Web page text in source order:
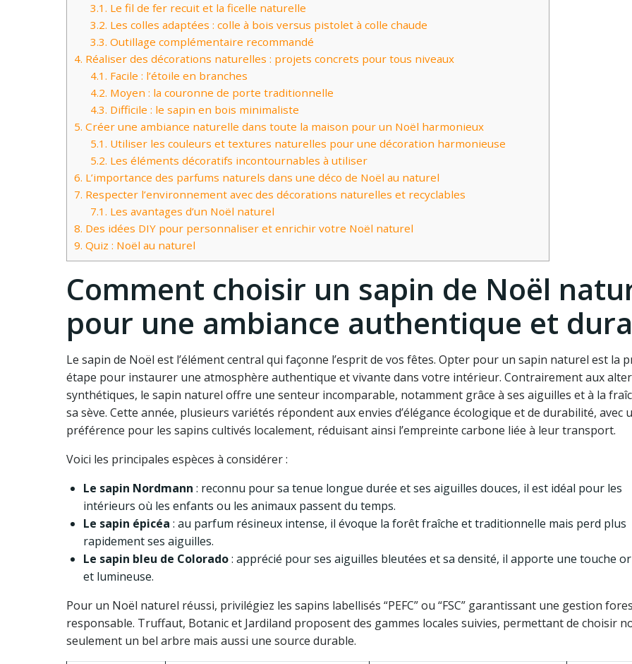
3.1. Le fil de fer recuit et la ficelle naturelle
3.2. Les colles adaptées : colle à bois versus pistolet à colle chaude
3.3. Outillage complémentaire recommandé
4. Réaliser des décorations naturelles : projets concrets pour tous niveaux
4.1. Facile : l’étoile en branches
4.2. Moyen : la couronne de porte traditionnelle
4.3. Difficile : le sapin en bois minimaliste
5. Créer une ambiance naturelle dans toute la maison pour un Noël harmonieux
5.1. Utiliser les couleurs et textures naturelles pour une décoration harmonieuse
5.2. Les éléments décoratifs incontournables à utiliser
6. L’importance des parfums naturels dans une déco de Noël au naturel
7. Respecter l’environnement avec des décorations naturelles et recyclables
7.1. Les avantages d’un Noël naturel
8. Des idées DIY pour personnaliser et enrichir votre Noël naturel
9. Quiz : Noël au naturel
Comment choisir un sapin de Noël
pour une ambiance authentique et
Le sapin de Noël est l’élément central qui façonne l’esprit de vos fêtes. Opter pour un sapin naturel est la
étape pour instaurer une atmosphère authentique et vivante dans votre intérieur. Contrairement aux
synthétiques, le sapin naturel offre une senteur incomparable, notamment grâce à ses aiguilles et à la
sa sève. Cette année, plusieurs variétés répondent aux envies d’élégance écologique et de durabilité, avec
préférence pour les sapins cultivés localement, réduisant ainsi l’empreinte carbone liée à leur transport.
Voici les principales espèces à considérer :
Le sapin Nordmann : reconnu pour sa tenue longue durée et ses aiguilles douces, il est idéal pour les
intérieurs où les enfants ou les animaux passent du temps.
Le sapin épicéa : au parfum résineux intense, il évoque la forêt fraîche et traditionnelle mais perd plus
rapidement ses aiguilles.
Le sapin bleu de Colorado: apprécié pour ses aiguilles bleutées et sa densité, il apporte une touche
et lumineuse.
Pour un Noël naturel réussi, privilégiez les sapins labellisés “PEFC” ou “FSC” garantissant une gestion
responsable. Truffaut, Botanic et Jardiland proposent des gammes locales suivies, permettant de choisir
seulement un bel arbre mais aussi une source durable.